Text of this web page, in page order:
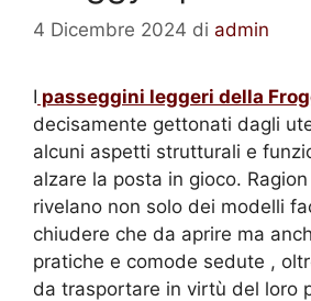
4 Dicembre 2024 di admin
I passeggini leggeri della
decisamente gettonati dagli
alcuni aspetti strutturali e
alzare la posta in gioco.
rivelano non solo dei modelli
chiudere che da aprire ma
pratiche e comode sedute ,
da trasportare in virtù del loro